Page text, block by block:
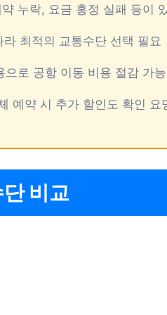
누락, 요금 흥정 실패 등이
최적의 교통수단 선택 필요
로 공항 이동 비용 절감 가능
예약 시 추가 할인도 확인 요
비교